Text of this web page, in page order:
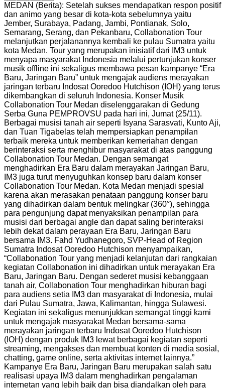
MEDAN (Berita): Setelah sukses mendapatkan respon positif
dan animo yang besar di kota-kota sebelumnya yaitu
Jember, Surabaya, Padang, Jambi, Pontianak, Solo,
Semarang, Serang, dan Pekanbaru, Collabonation Tour
melanjutkan perjalanannya kembali ke pulau Sumatra yaitu
kota Medan. Tour yang merupakan inisiatif dari IM3 untuk
menyapa masyarakat Indonesia melalui pertunjukan konser
musik offline ini sekaligus membawa pesan kampanye “Era
Baru, Jaringan Baru” untuk mengajak audiens merayakan
jaringan terbaru Indosat Ooredoo Hutchison (IOH) yang terus
dikembangkan di seluruh Indonesia. Konser Musik
Collabonation Tour Medan diselenggarakan di Gedung
Serba Guna PEMPROVSU pada hari ini, Jumat (25/11).
Berbagai musisi tanah air seperti Isyana Sarasvati, Kunto Aji,
dan Tuan Tigabelas telah mempersiapkan penampilan
terbaik mereka untuk memberikan kemeriahan dengan
berinteraksi serta menghibur masyarakat di atas panggung
Collabonation Tour Medan. Dengan semangat
menghadirkan Era Baru dalam merayakan Jaringan Baru,
IM3 juga turut menyuguhkan konsep baru dalam konser
Collabonation Tour Medan. Kota Medan menjadi spesial
karena akan merasakan penataan panggung konser baru
yang dihadirkan dalam bentuk melingkar (360°), sehingga
para pengunjung dapat menyaksikan penampilan para
musisi dari berbagai angle dan dapat saling berinteraksi
lebih dekat dalam perayaan Era Baru, Jaringan Baru
bersama IM3. Fahd Yudhanegoro, SVP-Head of Region
Sumatra Indosat Ooredoo Hutchison menyampaikan,
“Collabonation Tour yang menjadi kelanjutan dari rangkaian
kegiatan Collabonation ini dihadirkan untuk merayakan Era
Baru, Jaringan Baru. Dengan sederet musisi kebanggaan
tanah air, Collabonation Tour menghadirkan hiburan bagi
para audiens setia IM3 dan masyarakat di Indonesia, mulai
dari Pulau Sumatra, Jawa, Kalimantan, hingga Sulawesi.
Kegiatan ini sekaligus menunjukkan semangat tinggi kami
untuk mengajak masyarakat Medan bersama-sama
merayakan jaringan terbaru Indosat Ooredoo Hutchison
(IOH) dengan produk IM3 lewat berbagai kegiatan seperti
streaming, mengakses dan membuat konten di media sosial,
chatting, game online, serta aktivitas internet lainnya.”
Kampanye Era Baru, Jaringan Baru merupakan salah satu
realisasi upaya IM3 dalam menghadirkan pengalaman
internetan yang lebih baik dan bisa diandalkan oleh para